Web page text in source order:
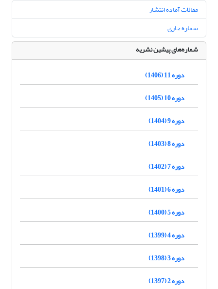
مقالات آماده انتشار
شماره جاری
شماره‌های پیشین نشریه
دوره 11 (1406)
دوره 10 (1405)
دوره 9 (1404)
دوره 8 (1403)
دوره 7 (1402)
دوره 6 (1401)
دوره 5 (1400)
دوره 4 (1399)
دوره 3 (1398)
دوره 2 (1397)